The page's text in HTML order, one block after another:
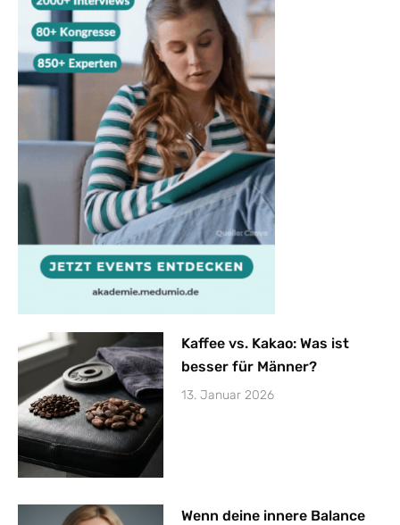
Kaffee vs. Kakao: Was ist
besser für Männer?
13. Januar 2026
Wenn deine innere Balance